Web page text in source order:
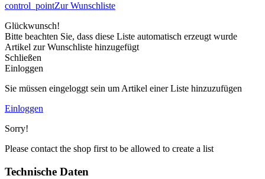
control_pointZur Wunschliste
Glückwunsch!
Bitte beachten Sie, dass diese Liste automatisch erzeugt wurde
Artikel zur Wunschliste hinzugefügt
Schließen
Einloggen
Sie müssen eingeloggt sein um Artikel einer Liste hinzuzufügen
Einloggen
Sorry!
Please contact the shop first to be allowed to create a list
Technische Daten